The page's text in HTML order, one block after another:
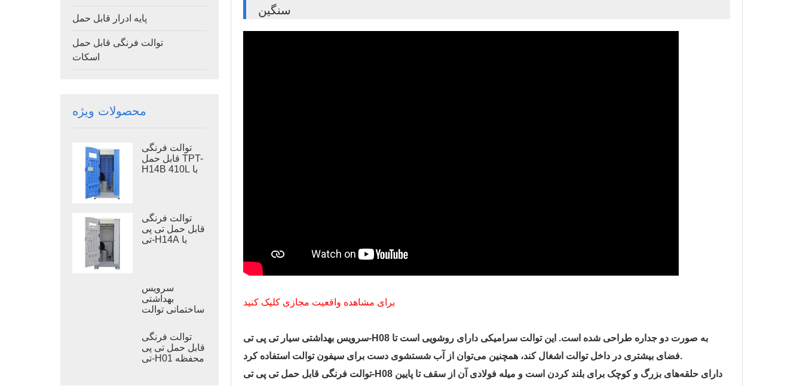
پایه ادرار قابل حمل
توالت فرنگی قابل حمل
اسکات
محصولات ویژه
توالت فرنگی
قابل حمل TPT-
H14B 410L با
فلزی
توالت فرنگی
قابل حمل تی پی
تی-H14A با
سرویس
بهداشتی
ساختمانی توالت
توالت فرنگی
قابل حمل تی پی
تی-H01 محفظه
سنگین
برای مشاهده واقعیت مجازی کلیک کنید
سرویس بهداشتی سیار تی پی تی-H08 به صورت دو جداره طراحی شده است. این توالت سرامیکی دارای روشویی است تا
فضای بیشتری در داخل توالت اشغال کند، همچنین می‌توان از آب شستشوی دست برای سیفون توالت استفاده کرد.
توالت فرنگی قابل حمل تی پی تی-H08 دارای حلقه‌های بزرگ و کوچک برای بلند کردن است و میله فولادی آن از سقف تا پایین